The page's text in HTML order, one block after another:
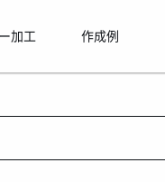
加工 作成例